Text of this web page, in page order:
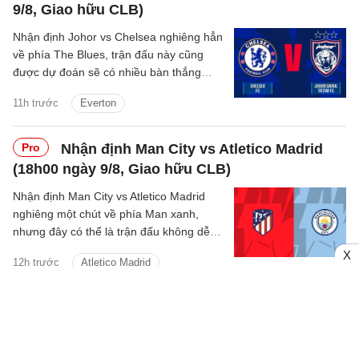
9/8, Giao hữu CLB)
11h trước Everton
Nhận định Johor vs Chelsea nghiêng hẳn
về phía The Blues, trận đấu này cũng
được dự đoán sẽ có nhiều bàn thắng
Pro
Nhận định Man City vs Atletico Madrid
(18h00 ngày 9/8, Giao hữu CLB)
12h trước Atletico Madrid
Nhận định Man City vs Atletico Madrid
nghiêng một chút về phía Man xanh,
nhưng đây có thể là trận đấu không dễ
X